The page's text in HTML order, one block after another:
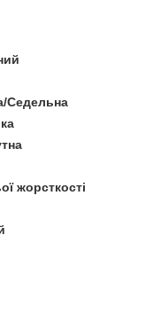
Седельна
жорсткості